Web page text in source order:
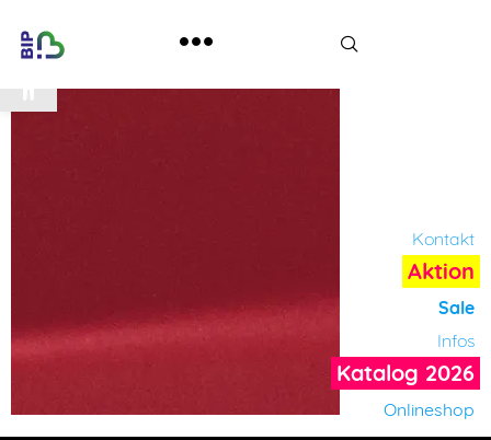
Werkzeugleiste öffnen
Kontakt
Aktion
Sale
Infos
Katalog 2026
Onlineshop